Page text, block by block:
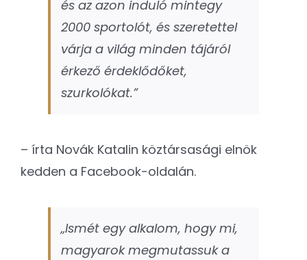
és az azon induló mintegy
2000 sportolót, és szeretettel
várja a világ minden tájáról
érkező érdeklődőket,
szurkolókat.”
– írta Novák Katalin köztársasági elnök
kedden a Facebook-oldalán.
„Ismét egy alkalom, hogy mi,
magyarok megmutassuk a